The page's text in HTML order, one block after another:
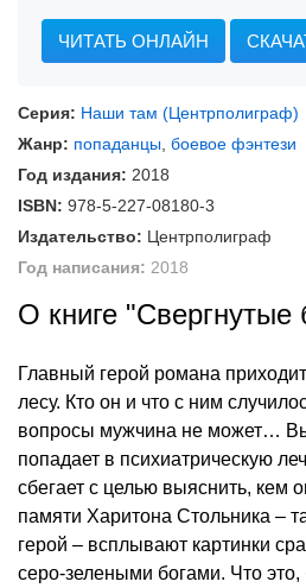
ЧИТАТЬ ОНЛАЙН
Серия: Наши там (Центрполиграф)
Жанр: попаданцы боевое фэнтези
Год издания: 2018
ISBN: 978-5-227-08180-3
Издательство: Центрполиграф
Год написания: 2018
О книге "Свергнутые
Главный герой романа
лесу. Кто он и что с ним
вопросы мужчина не может…
попадает в психиатрическую
сбегает с целью выяснить, кем
памяти Харитона Стольника –
герой – всплывают картинки
серо-зелеными богами. Что это,